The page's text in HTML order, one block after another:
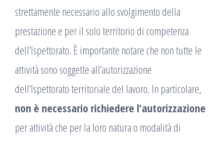
strettamente necessario allo svolgimento della
prestazione e per il solo territorio di competenza
dell’Ispettorato. È importante notare che non tutte le
attività sono soggette all’autorizzazione
dell’Ispettorato territoriale del lavoro. In particolare,
non è necessario richiedere l’autorizzazione
per attività che per la loro natura o modalità di